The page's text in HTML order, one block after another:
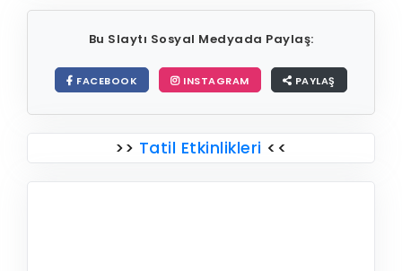
Bu Slaytı Sosyal Medyada Paylaş:
FACEBOOK INSTAGRAM PAYLAŞ
>> Tatil Etkinlikleri <<